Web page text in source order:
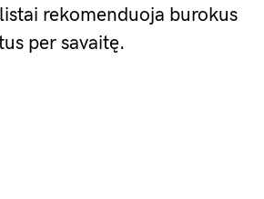
rekomenduoja burokus
per savaitę.